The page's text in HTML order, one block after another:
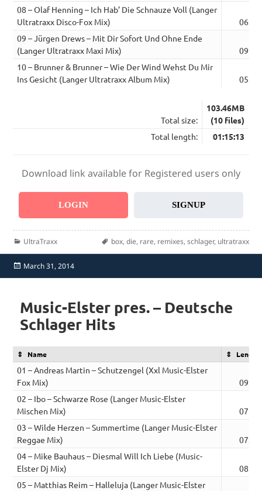
08 – Olaf Henning – Ich Hab’ Die Schnauze Voll (Langer
Ultratraxx Disco-Fox Mix)
06:33
09 – Jürgen Drews – Mit Dir Sofort Und Ohne Ende
(Langer Ultratraxx Maxi Mix)
09:01
10 – Brunner & Brunner – Wie Der Wind Wehst Du Mir
Ins Gesicht (Langer Ultratraxx Album Mix)
05:31
Total size:
103.46MB
(10 files)
Total length:
01:15:13
Download link available for Registered users only
LOGIN SIGNUP
Categories
UltraTraxx Tags
box, die, rare, remixes, schlager, ultratraxx
Posted
on
March 31, 2014
Music-Elster pres. – Deutsche
Schlager Hits
Name Length
01 – Andreas Martin – Schutzengel (Xxl Music-Elster
Fox Mix)
09:25
02 – Ibo – Schwarze Rose (Langer Music-Elster
Mischen Mix)
07:11
03 – Wilde Herzen – Summertime (Langer Music-Elster
Reggae Mix)
07:51
04 – Mike Bauhaus – Diesmal Will Ich Liebe (Music-
Elster Dj Mix)
08:44
05 – Matthias Reim – Halleluja (Langer Music-Elster